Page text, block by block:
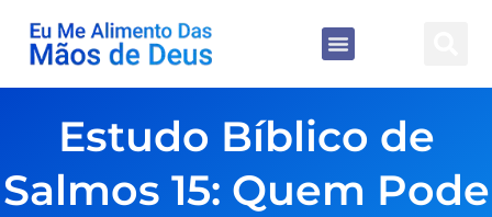
Estudo Bíblico de
Salmos 15: Quem Pode